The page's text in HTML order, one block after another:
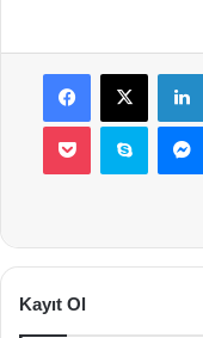
Facebook
X
Pocket Skype
Kayıt Ol